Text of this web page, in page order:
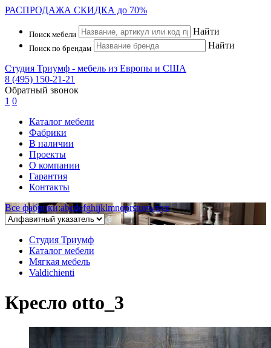
РАСПРОДАЖА СКИДКА до 70%
Поиск мебели Найти
Поиск по брендам Найти
Студия Триумф - мебель из Европы и США
8 (495) 150-21-21
Обратный звонок
1 0
Каталог мебели
Фабрики
В наличии
Проекты
О компании
Гарантия
Контакты
Все фабрики:abcdefghijklmnoprstuvwxyz
Студия Триумф
Каталог мебели
Мягкая мебель
Valdichienti
Кресло otto_3